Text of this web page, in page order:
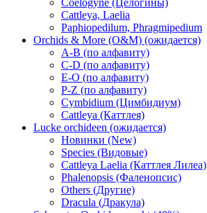
Coelogyne (Целогины)
Cattleya, Laelia
Paphiopedilum, Phragmipedium
Orchids & More (O&M) (ожидается)
A-B (по алфавиту)
C-D (по алфавиту)
E-O (по алфавиту)
P-Z (по алфавиту)
Cymbidium (Цимбидиум)
Cattleya (Каттлея)
Lucke orchideen (ожидается)
Новинки (New)
Species (Видовые)
Cattleya Laelia (Каттлея Лилеа)
Phalenopsis (Фаленопсис)
Others (Другие)
Dracula (Дракула)